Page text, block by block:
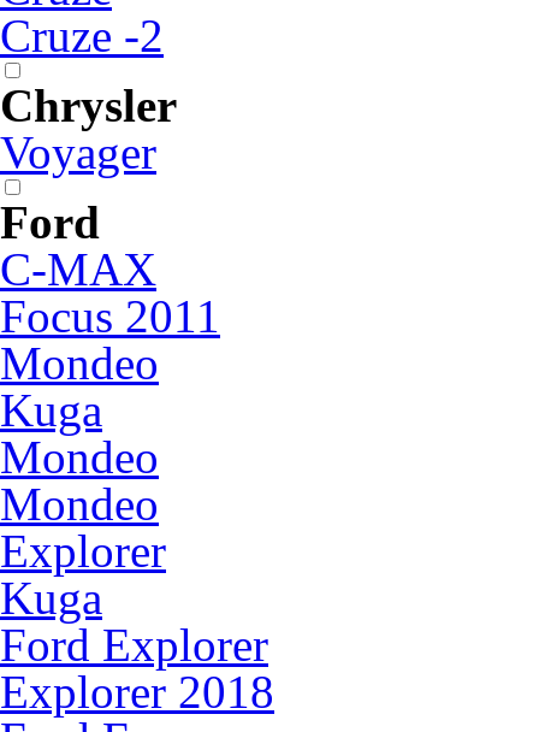
Cruze -2
Chrysler
Voyager
Ford
C-MAX
Focus 2011
Mondeo
Kuga
Mondeo
Mondeo
Explorer
Kuga
Ford Explorer
Explorer 2018